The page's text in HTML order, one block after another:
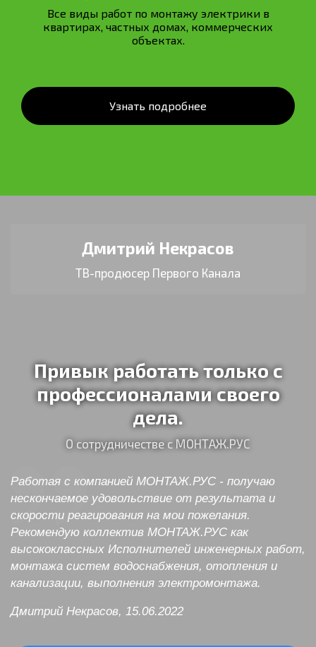
Все виды работ по монтажу электрики в
квартирах, частных домах, коммерческих
объектах.
Узнать подробнее
Привык работать только с
профессионалами своего
дела.
О сотрудничестве с МОНТАЖ.РУС
Работая с компанией МОНТАЖ.РУС - получаю
нескончаемое удовольствие от результата и
скорости реагирования на мои пожелания.
Рекомендую коллектив МОНТАЖ.РУС как
высококлассных Исполнителей инженерных работ,
монтажа систем водоснабжения, отопления и
канализации, выполнения электромонтажа.
Дмитрий Некрасов, 15.06.2022
Дмитрий Некрасов
ТВ-продюсер Первого Канала